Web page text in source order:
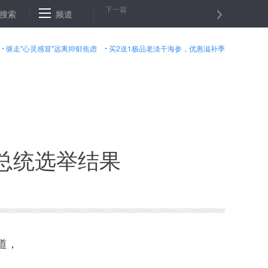
南农民端午收稻忙 服务业扩大开放打造北京“新引擎”
搜索 频道 下一篇
驱走"心灵感冒"远离抑郁焦虑 买2送1极品老淡干海参，优惠滋补季
统选举结果